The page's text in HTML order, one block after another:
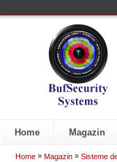
Home Magazin
Home » Magazin » Sisteme